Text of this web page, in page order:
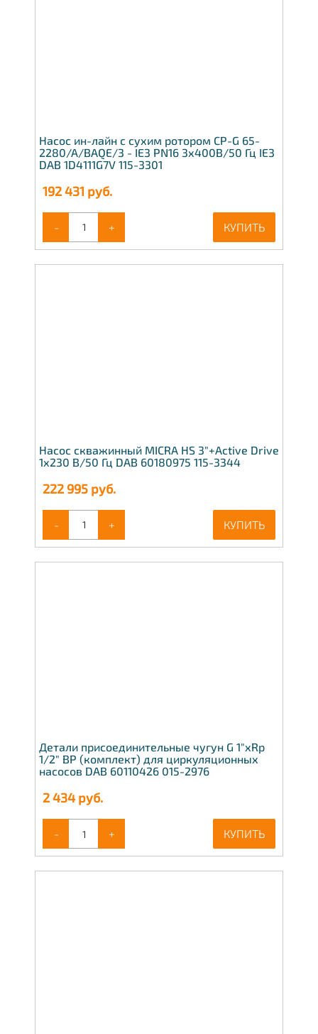
Насос ин-лайн с сухим ротором CP-G 65-
2280/A/BAQE/3 - IE3 PN16 3x400В/50 Гц IE3
DAB 1D4111G7V 115-3301
192 431 руб.
- + КУПИТЬ
Насос скважинный MICRA HS 3"+Active Drive
1х230 В/50 Гц DAB 60180975 115-3344
222 995 руб.
- + КУПИТЬ
Детали присоединительные чугун G 1"xRp
1/2" ВР (комплект) для циркуляционных
насосов DAB 60110426 015-2976
2 434руб.
- + КУПИТЬ